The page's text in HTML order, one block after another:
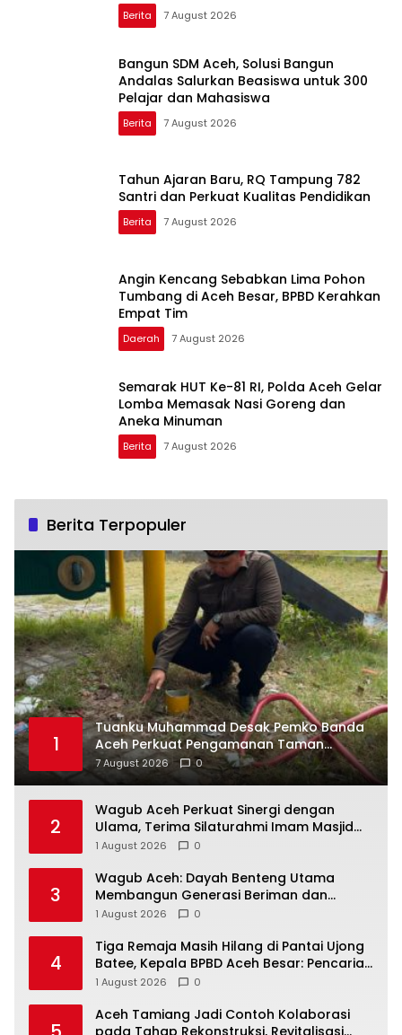
Berita 7 August 2026
Bangun SDM Aceh, Solusi Bangun
Andalas Salurkan Beasiswa untuk 300
Pelajar dan Mahasiswa
Berita 7 August 2026
Tahun Ajaran Baru, RQ Tampung 782
Santri dan Perkuat Kualitas Pendidikan
Berita 7 August 2026
Angin Kencang Sebabkan Lima Pohon
Tumbang di Aceh Besar, BPBD Kerahkan
Empat Tim
Daerah 7 August 2026
Semarak HUT Ke-81 RI, Polda Aceh Gelar
Lomba Memasak Nasi Goreng dan
Aneka Minuman
Berita 7 August 2026
Berita Terpopuler
1
Tuanku Muhammad Desak Pemko Banda
Aceh Perkuat Pengamanan Taman
Meuraxa
7 August 2026 0
2
Wagub Aceh Perkuat Sinergi dengan
Ulama, Terima Silaturahmi Imam Masjid
Raya Baiturrahman
1 August 2026 0
3
Wagub Aceh: Dayah Benteng Utama
Membangun Generasi Beriman dan
Berakhlak
1 August 2026 0
4
Tiga Remaja Masih Hilang di Pantai Ujong
Batee, Kepala BPBD Aceh Besar: Pencarian
Terus Dimaksimalkan
1 August 2026 0
Aceh Tamiang Jadi Contoh Kolaborasi
pada Tahap Rekonstruksi, Revitalisasi